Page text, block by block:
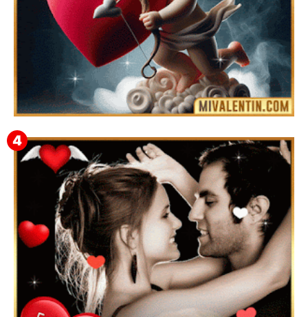
Feliz San Valentín Eudocia